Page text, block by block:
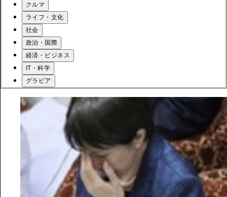
クルマ
ライフ・文化
社会
政治・国際
経済・ビジネス
IT・科学
グラビア